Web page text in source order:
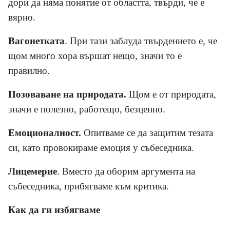
дори да няма понятие от областта, твърди, че е
вярно.
Вагонетката. При тази заблуда твърдението е, че
щом много хора вършат нещо, значи то е
правилно.
Позоваване на природата. Щом е от природата,
значи е полезно, работещо, безценно.
Емоционалност. Опитваме се да защитим тезата
си, като провокираме емоция у събеседника.
Лицемерие. Вместо да оборим аргумента на
събеседника, прибягваме към критика.
Как да ги избягваме